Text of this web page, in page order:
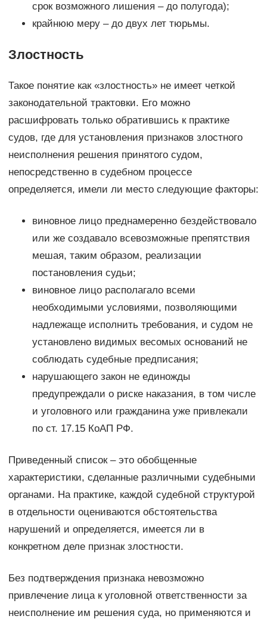
срок возможного лишения – до полугода);
крайнюю меру – до двух лет тюрьмы.
Злостность
Такое понятие как «злостность» не имеет четкой
законодательной трактовки. Его можно
расшифровать только обратившись к практике
судов, где для установления признаков злостного
неисполнения решения принятого судом,
непосредственно в судебном процессе
определяется, имели ли место следующие факторы:
виновное лицо преднамеренно бездействовало
или же создавало всевозможные препятствия
мешая, таким образом, реализации
постановления судьи;
виновное лицо располагало всеми
необходимыми условиями, позволяющими
надлежаще исполнить требования, и судом не
установлено видимых весомых оснований не
соблюдать судебные предписания;
нарушающего закон не единожды
предупреждали о риске наказания, в том числе
и уголовного или гражданина уже привлекали
по ст. 17.15 КоАП РФ.
Приведенный список – это обобщенные
характеристики, сделанные различными судебными
органами. На практике, каждой судебной структурой
в отдельности оцениваются обстоятельства
нарушений и определяется, имеется ли в
конкретном деле признак злостности.
Без подтверждения признака невозможно
привлечение лица к уголовной ответственности за
неисполнение им решения суда, но применяются и